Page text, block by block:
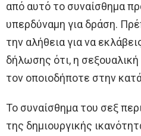
από αυτό το συναίσθημα
υπερδύναμη για δράση.
την αλήθεια για να
δήλωσης ότι, η
τον οποιοδήποτε στην
Το συναίσθημα του σεξ
της δημιουργικής